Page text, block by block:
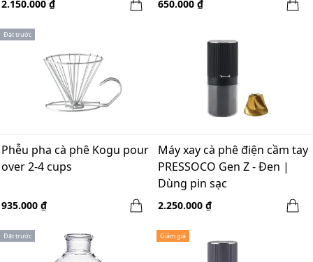
2.150.000 ₫ 650.000 ₫
Đặt trước
Phễu pha cà phê Kogu pour
over 2-4 cups
935.000 ₫
Máy xay cà phê điện cầm tay
PRESSOCO Gen Z - Đen |
Dùng pin sạc
2.250.000 ₫
Đặt trước Giảm giá